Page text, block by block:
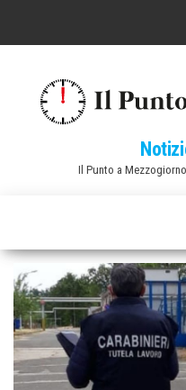
Il Punto a